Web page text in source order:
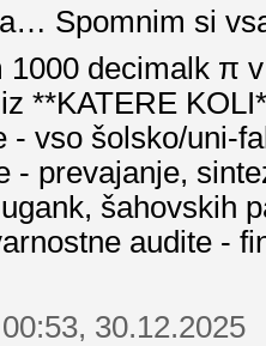
Spomnim si
1000 decimalk π
**KATERE
- vso šolsko/uni-
- prevajanje,
šahovskih
audite -
00:53, 30.12.2025